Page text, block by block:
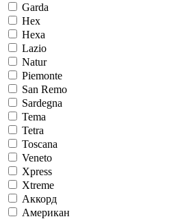
Garda
Hex
Hexa
Lazio
Natur
Piemonte
San Remo
Sardegna
Tema
Tetra
Toscana
Veneto
Xpress
Xtreme
Аккорд
Американ